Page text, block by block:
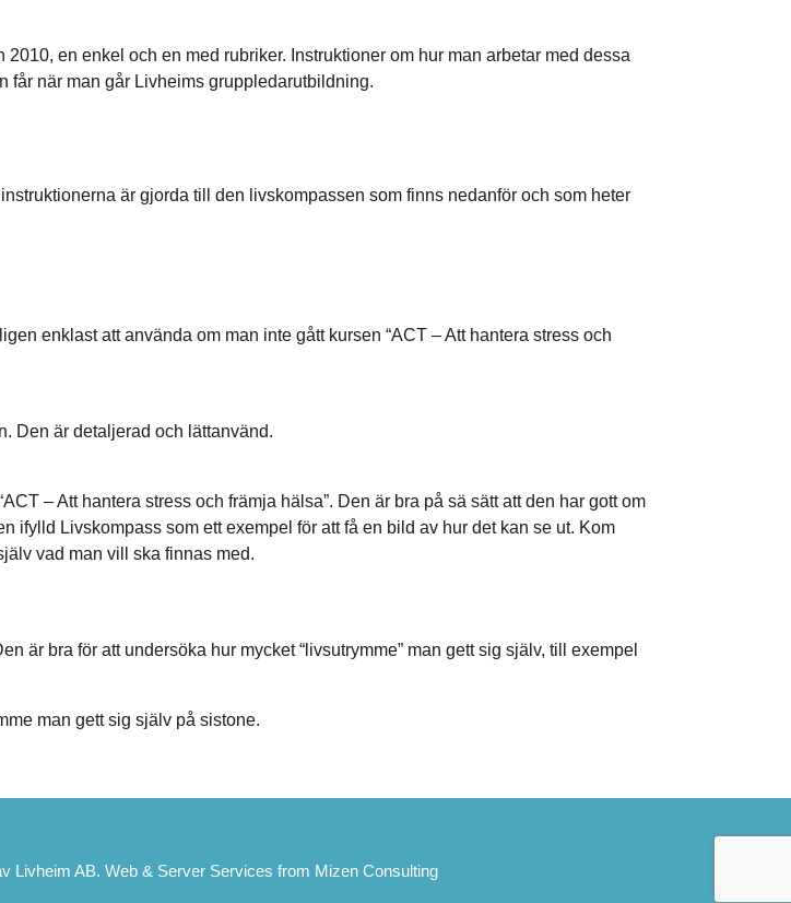
en enkel och en med rubriker. Instruktioner om hur man arbetar med dessa
får när man går Livheims gruppledarutbildning.
är gjorda till den livskompassen som finns nedanför och som heter
enklast att använda om man inte gått kursen “ACT – Att hantera stress och
Den är detaljerad och lättanvänd.
– Att hantera stress och främja hälsa”. Den är bra på sä sätt att den har gott om
ifylld Livskompass som ett exempel för att få en bild av hur det kan se ut. Kom
vad man vill ska finnas med.
är bra för att undersöka hur mycket “livsutrymme” man gett sig själv, till exempel
man gett sig själv på sistone.
Livheim AB. Web & Server Services from Mizen Consulting